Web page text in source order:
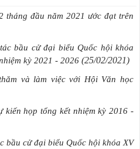
tháng đầu năm 2021 ước đạt trên
bầu cử đại biểu Quốc hội khóa
kỳ 2021 - 2026 (25/02/2021)
và làm việc với Hội Văn học
kiến họp tổng kết nhiệm kỳ 2016 -
bầu cử đại biểu Quốc hội khóa XV